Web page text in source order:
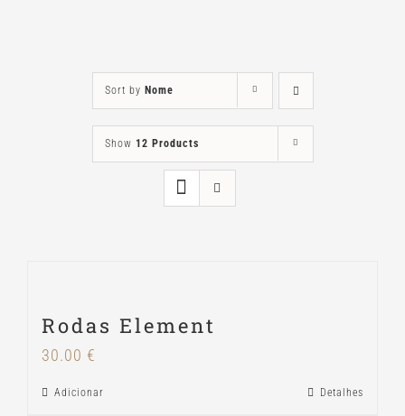
Sort by Nome
Show 12 Products
Rodas Element
30.00 €
Adicionar Detalhes